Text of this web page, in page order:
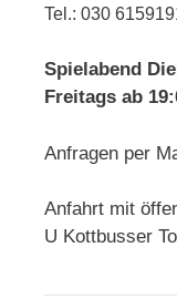
Tel.: 030
Spielabend
Freitags ab
Anfragen per
Anfahrt mit
U Kottbusser